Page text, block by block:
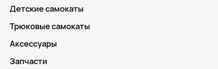
Детские самокаты
Трюковые самокаты
Аксессуары
Запчасти